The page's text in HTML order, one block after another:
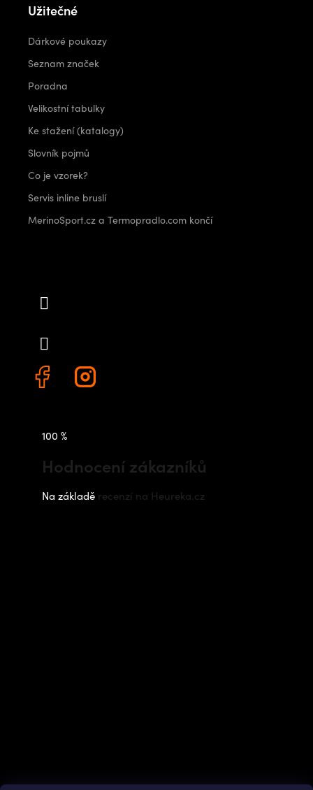
Užitečné
Dárkové poukazy
Seznam značek
Poradna
Velikostní tabulky
Ke stažení (katalogy)
Slovník pojmů
Co je vzorek?
Servis inline bruslí
MerinoSport.cz a Termopradlo.com končí
100 %
Hodnocení zákazníků
Na základě recenzí na Heureka.cz